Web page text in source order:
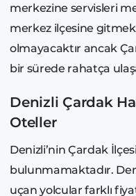
merkezine servisleri
merkez ilçesine
olmayacaktır ancak
bir sürede rahatça
Denizli Çardak
Oteller
Denizli’nin Çardak
bulunmamaktadır.
uçan yolcular farklı